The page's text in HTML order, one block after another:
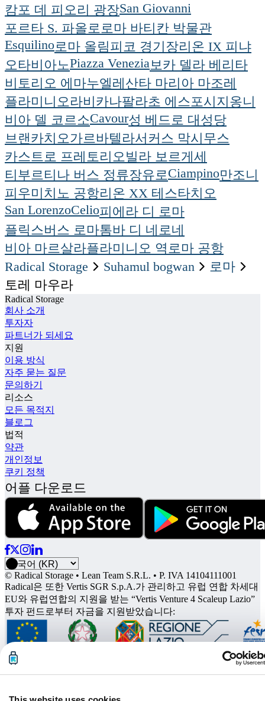
캄포 데 피오리 광장San Giovanni
포르타 S. 파올로로마 바티칸 박물관
Esquilino로마 올림피코 경기장리온 IX 피냐
오타비아노Piazza Venezia보카 델라 베리타
비토리오 에마누엘레산타 마리아 마조레
플라미니오라비카나팔라초 에스포시지옹니
비아 델 코르소Cavour성 베드로 대성당
브랜카치오가르바텔라서커스 막시무스
카스트로 프레토리오빌라 보르게세
티부르티나 버스 정류장유로Ciampino만조니
피우미치노 공항리온 XX 테스타치오
San LorenzoCelio피에라 디 로마
플릭스버스 로마톰바 디 네로네
비아 마르살라플라미니오 역로마 공항
Radical Storage
suhamul bogwan
로마
토레 마우라
Radical Storage
회사 소개
투자자
파트너가 되세요
지원
이용 방식
자주 묻는 질문
문의하기
리소스
모든 목적지
블로그
법적
약관
개인정보
쿠키 정책
어플 다운로드
© Radical Storage • Lean Team S.R.L. • P. IVA 14104111001
Radical은 또한 Vertis SGR S.p.A.가 관리하고 유럽 연합 차세대
EU와 유럽연합의 지원을 받는 “Vertis Venture 4 Scaleup Lazio”
투자 펀드로부터 자금을 지원받았습니다: